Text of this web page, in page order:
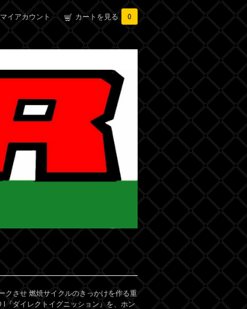
マイアカウント カートを見る 0
クさせ 燃焼サイクルのきっかけを作る重
『ダイレクトイグニッション』を、ホン